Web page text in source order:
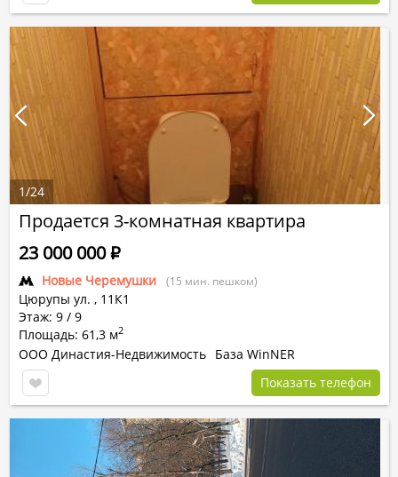
Продается 3-комнатная квартира
Новые Черемушки (15 мин. пешком)
Цюрупы ул. , 11К1
Этаж: 9 / 9
Площадь: 61,3 м2
23 000 000Р
ООО Династия-Недвижимость База WinNER
Показать телефон
1/24